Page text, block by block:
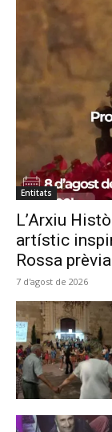
Entitats
L’Arxiu
artístic
Rossa
7 d'agost de 2026